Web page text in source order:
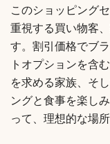
このショッピング
重視する買い物客
す。割引価格でブ
トオプションを含
を求める家族、そ
ングと食事を楽し
って、理想的な場